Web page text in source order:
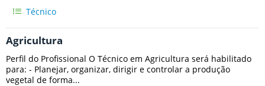
Técnico
Agricultura
Perfil do Profissional O Técnico em Agricultura será habilitado
para: - Planejar, organizar, dirigir e controlar a produção
vegetal de forma...